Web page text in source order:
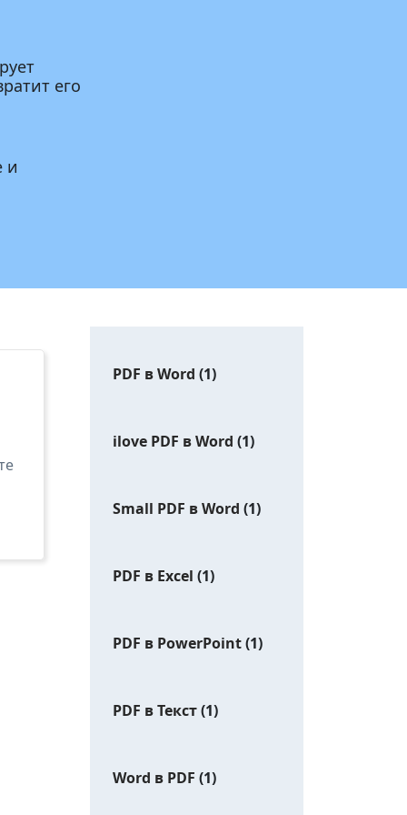
его
и
PDF в Word (1)
ilove PDF в Word (1)
Small PDF в Word (1)
PDF в Excel (1)
PDF в PowerPoint(1)
PDF в Текст(1)
Word в PDF (1)